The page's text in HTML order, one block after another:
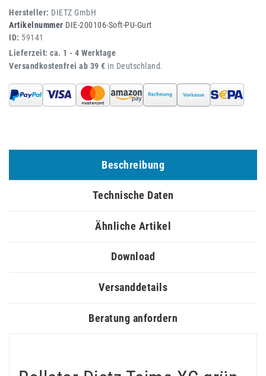
Hersteller: DIETZ GmbH
Artikelnummer DIE-200106-Soft-PU-Gurt
ID: 59141
Lieferzeit: ca. 1 - 4 Werktage
Versandkostenfrei ab 39 € in Deutschland.
Beschreibung
Technische Daten
Ähnliche Artikel
Download
Versanddetails
Beratung anfordern